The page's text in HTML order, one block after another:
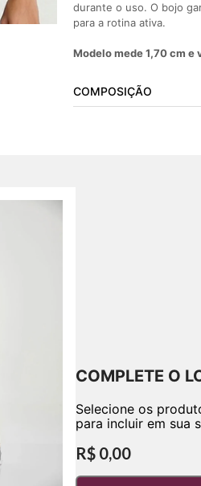
durante o uso. O bojo
para a rotina ativa.
Modelo mede 1,70 cm e
COMPOSIÇÃO
COMPLETE O
Selecione os
para incluir em sua
R$ 0,00